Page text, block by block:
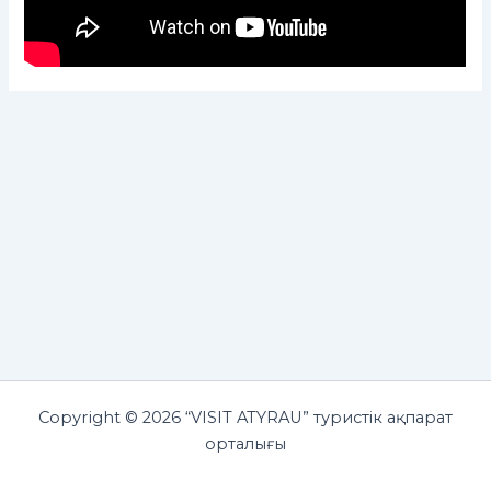
Copyright © 2026 “VISIT ATYRAU” туристік ақпарат
орталығы